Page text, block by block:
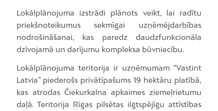
Lokālplānojuma izstrādi plānots veikt, lai radītu
priekšnoteikumus sekmīgai uzņēmējdarbības
nodrošināšanai, kas paredz daudzfunkcionāla
dzīvojamā un darījumu kompleksa būvniecību.
Lokālplānojuma teritorija ir uzņēmumam “Vastint
Latvia” piederošs privātīpašums 19 hektāru platībā,
kas atrodas Čiekurkalna apkaimes ziemeļrietumu
daļā. Teritorija Rīgas pilsētas ilgtspējīgu attīstības